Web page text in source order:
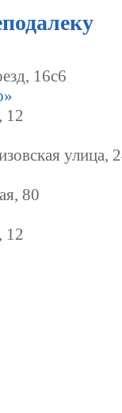
16с6
12
улица,
80
12